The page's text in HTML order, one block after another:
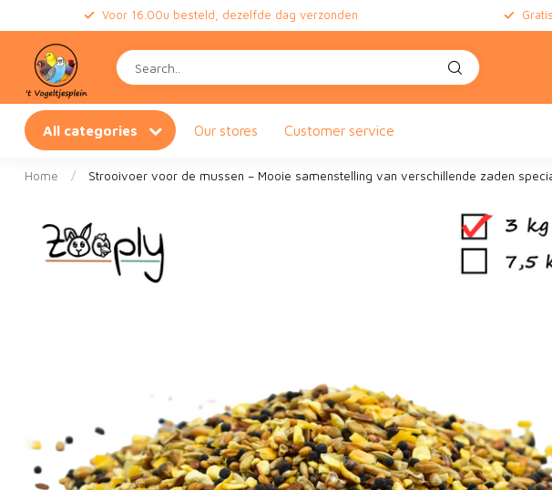
Voor 16.00u besteld, dezelfde dag verzonden
All categories Our stores Customer service
Home / Strooivoer voor de mussen – Mooie samenstelling van verschillende zaden